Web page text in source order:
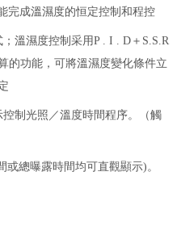
完成溫濕度的恒定控制和程控
溫濕度控制采用P . I . D＋S.S.R
的功能，可將溫濕度變化條件立
制光照／溫度時間程序。（觸
總曝露時間均可直觀顯示)。